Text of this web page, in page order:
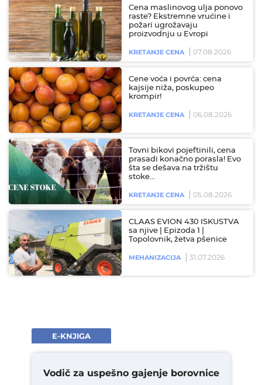
Cena maslinovog ulja ponovo
raste? Ekstremne vrućine i
požari ugrožavaju
proizvodnju u Evropi
KRETANJE CENA 07.08.2026
Cene voća i povrća: cena
kajsije niža, poskupeo
krompir!
KRETANJE CENA 06.08.2026
Tovni bikovi pojeftinili, cena
prasadi konačno porasla! Evo
šta se dešava na tržištu
stoke…
KRETANJE CENA 05.08.2026
CLAAS EVION 430 ISKUSTVA
sa njive | Epizoda 1 |
Topolovnik, žetva pšenice
MEHANIZACIJA 31.07.2026
E-KNJIGA
Vodič za uspešno gajenje borovnice